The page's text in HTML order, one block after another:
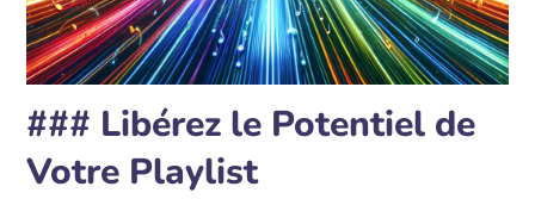
### Libérez le Potentiel de
Votre Playlist